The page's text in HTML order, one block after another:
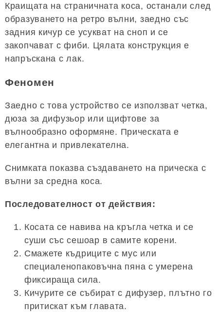
Краищата на страничната коса, останали след
образуването на ретро вълни, заедно със
задния кичур се усукват на сноп и се
закопчават с фиби. Цялата конструкция е
напръскана с лак.
Феномен
Заедно с това устройство се използват четка,
дюза за дифузьор или щифтове за
вълнообразно оформяне. Прическата е
елегантна и привлекателна.
Снимката показва създаването на прическа с
вълни за средна коса.
Последователност от действия:
Косата се навива на кръгла четка и се
суши със сешоар в самите корени.
Смажете къдриците с мус или
специаленопаковъчна пяна с умерена
фиксираща сила.
Кичурите се събират с дифузер, плътно го
притискат към главата.